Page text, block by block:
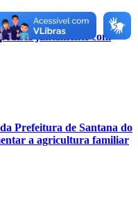
oferece
juntamente com
Prefeitura de Santana do
a agricultura familiar